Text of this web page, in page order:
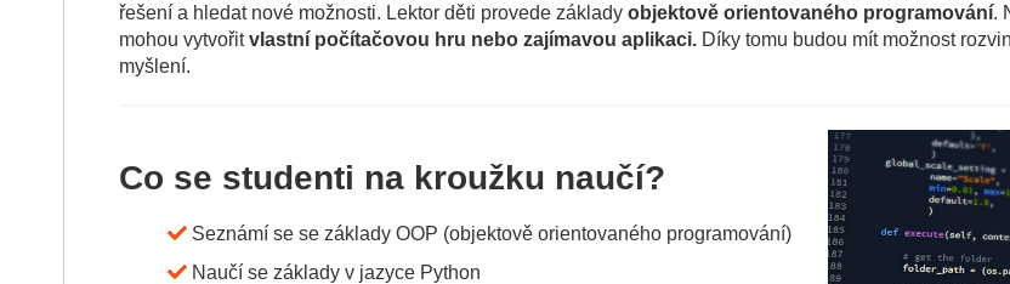
řešení a hledat nové možnosti. Lektor děti provede základy objektově orientovaného programování.
mohou vytvořitvlastní počítačovou hru nebo zajímavou aplikaci. Díky tomu budou mít možnost
myšlení.
Co se studenti na kroužku naučí?
Seznámí se se základy OOP (objektově orientovaného programování)
Naučí se základy v jazyce Python